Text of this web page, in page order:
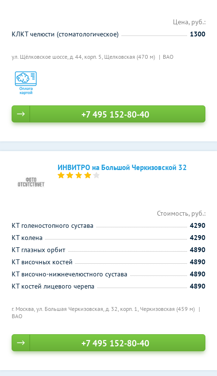
ул. Щёлковское шоссе, д. 44, корп. 5, Щелковская (470 м) ВАО
Цена, руб.:
КЛКТ челюсти (стоматологическое)
1300
+7 495 152-80-40
ИНВИТРО на Большой Черкизовской 32
г. Москва, ул. Большая Черкизовская, д. 32, корп. 1, Черкизовская (459 м)
ВАО
Стоимость, руб.:
КТ голеностопного сустава
4290
КТ колена
4290
КТ глазных орбит
4890
КТ височных костей
4890
КТ височно-нижнечелюстного сустава
4890
КТ костей лицевого черепа
4890
+7 495 152-80-40